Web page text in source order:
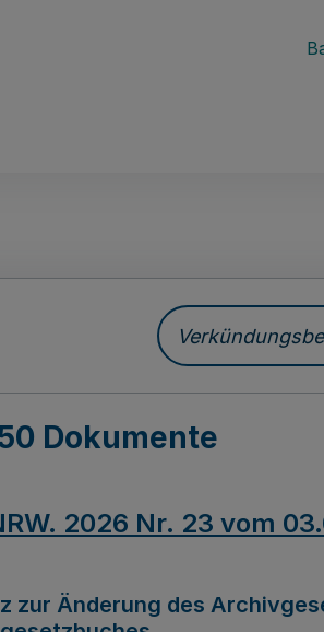
Dokumente
2026 Nr. 23 vom
zur Änderung des